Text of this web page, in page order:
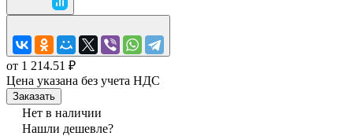
от 1 214.51 ₽
Цена указана без учета НДС
Заказать
Нет в наличии
Нашли дешевле?